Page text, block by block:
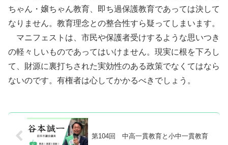
ちゃん・嬢ちゃん教育、即ち過保護教育であっては決して
なりません。教育理念との整合性すら疑ってしまいます。
マニフェストは、市民や保護者受けするような思いつき
の軽々しいものであってはいけません。現実に根を下ろし
て、財源に裏打ちされた実効性のある政策でなくてはなら
ないのです。有権者は心してかかるべきでしょう。
第104回 中高一貫教育と小中一貫教育